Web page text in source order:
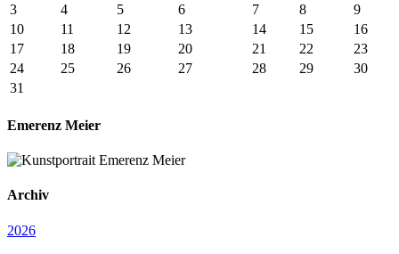
3
4 5 6 7 8
9
10
11 12 13 14 15
16
17
18 19 20 21 22
23
24
25 26 27 28 29
30
31
Emerenz Meier
Archiv
2026